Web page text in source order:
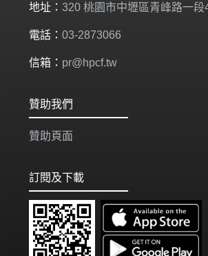
地址： 320 桃園市中壢區青峰路一段
電話： 03-2873066
信箱： pr@hpcf.tw
贊助我們
贊助頁面
訂閱及下載